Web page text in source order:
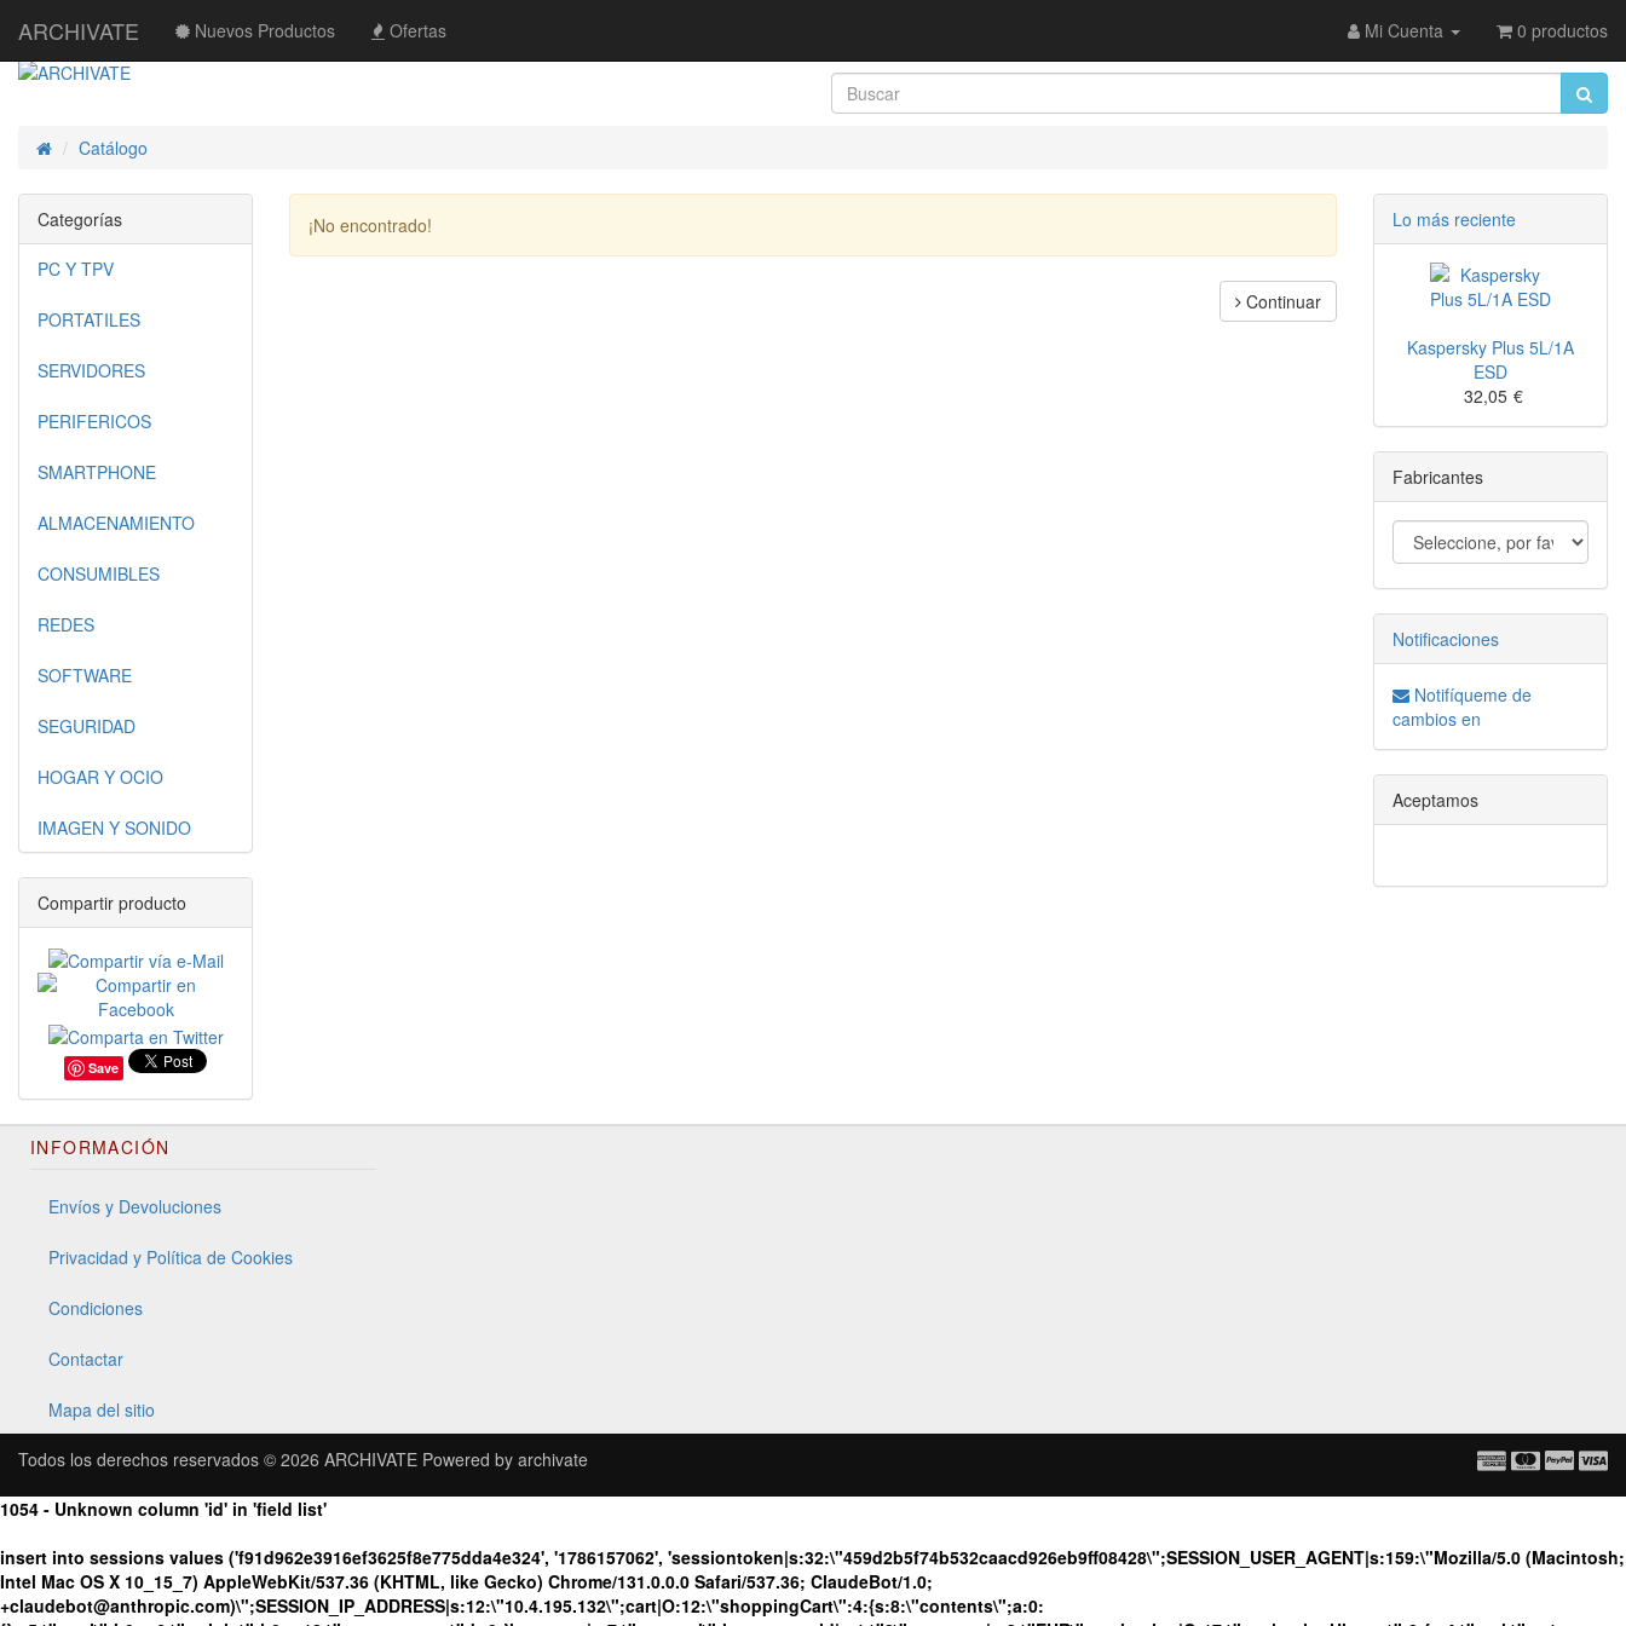
ARCHIVATE Nuevos Productos Ofertas Mi Cuenta 0 productos
InicioCatálogo
¡No encontrado!
Continuar
Categorías
PC Y TPV
PORTATILES
SERVIDORES
PERIFERICOS
SMARTPHONE
ALMACENAMIENTO
CONSUMIBLES
REDES
SOFTWARE
SEGURIDAD
HOGAR Y OCIO
IMAGEN Y SONIDO
Compartir producto
Save
Lo más reciente
Kaspersky Plus 5L/1A
ESD
32,05 €
Fabricantes
Notificaciones
Notifíqueme de
cambios en
Aceptamos
INFORMACIÓN
Envíos y Devoluciones
Privacidad y Política de Cookies
Condiciones
Contactar
Mapa del sitio
Todos los derechos reservados © 2026 ARCHIVATE Powered by archivate
1054 - Unknown column 'id' in 'field list'
insert into sessions values ('f91d962e3916ef3625f8e775dda4e324', '1786157062', 'sessiontoken|s:32:\"459d2b5f74b532caacd926eb9ff08428\";SESSION_USER_AGENT|s:159:\"Mozilla/5.0 (Macintosh;
Intel Mac OS X 10_15_7) AppleWebKit/537.36 (KHTML, like Gecko) Chrome/131.0.0.0 Safari/537.36; ClaudeBot/1.0;
+claudebot@anthropic.com)\";SESSION_IP_ADDRESS|s:12:\"10.4.195.132\";cart|O:12:\"shoppingCart\":4:{s:8:\"contents\";a:0: